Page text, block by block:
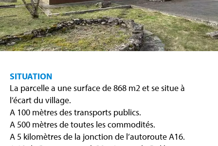
SITUATION
La parcelle a une surface de 868 m2 et se situe à
l’écart du village.
A 100 mètres des transports publics.
A 500 mètres de toutes les commodités.
A 5 kilomètres de la jonction de l’autoroute A16.